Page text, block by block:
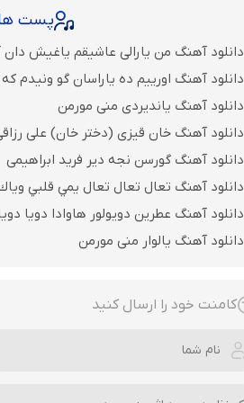
پست
دانلود آهنگ من یارالی عاشیقم یاغیش دان
دانلود آهنگ اورییم ده یاراسان گو ونیدم
دانلود آهنگ یاندیردی منی مورمن
دانلود آهنگ خان قیزی (دختر خان) علی
دانلود آهنگ گورسن نجه دیر فرید ابراهیمی
دانلود آهنگ تعال تعال تعال يمي قلبي
دانلود آهنگ عطرین دویولور هاوادا دویا
دانلود آهنگ یالوار منی مورمن
کامنت خود را ارسال کنید